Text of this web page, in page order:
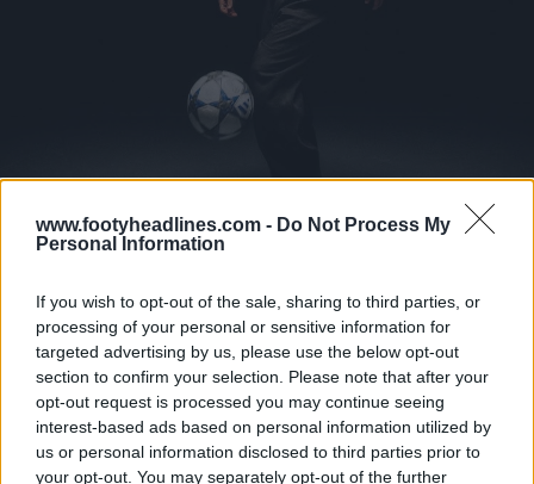
www.footyheadlines.com - Do Not Process My
Personal Information
If you wish to opt-out of the sale, sharing to third parties, or
processing of your personal or sensitive information for
targeted advertising by us, please use the below opt-out
section to confirm your selection. Please note that after your
opt-out request is processed you may continue seeing
interest-based ads based on personal information utilized by
us or personal information disclosed to third parties prior to
your opt-out. You may separately opt-out of the further
Maglie del Francoforte 25-26